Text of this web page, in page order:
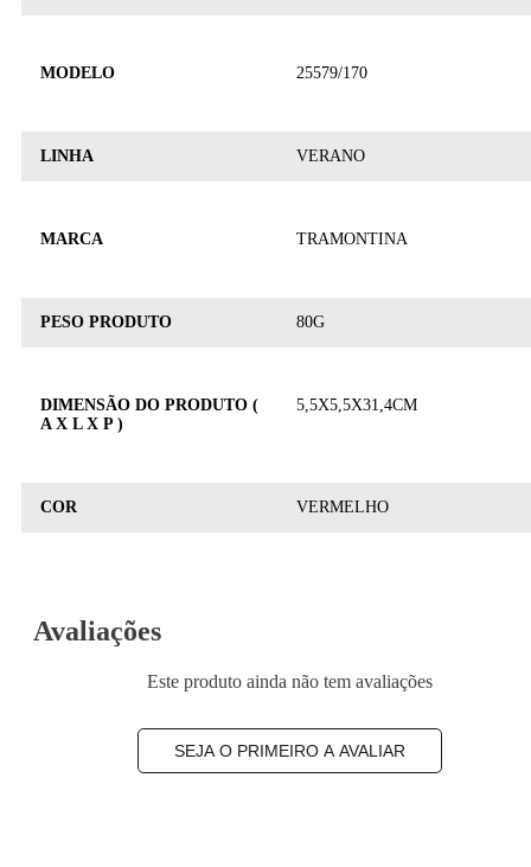
MODELO 25579/170
LINHA VERANO
MARCA TRAMONTINA
PESO PRODUTO 80G
DIMENSÃO DO PRODUTO (
A X L X P )
5,5X5,5X31,4CM
COR VERMELHO
Avaliações
Este produto ainda não tem avaliações
SEJA O PRIMEIRO A AVALIAR